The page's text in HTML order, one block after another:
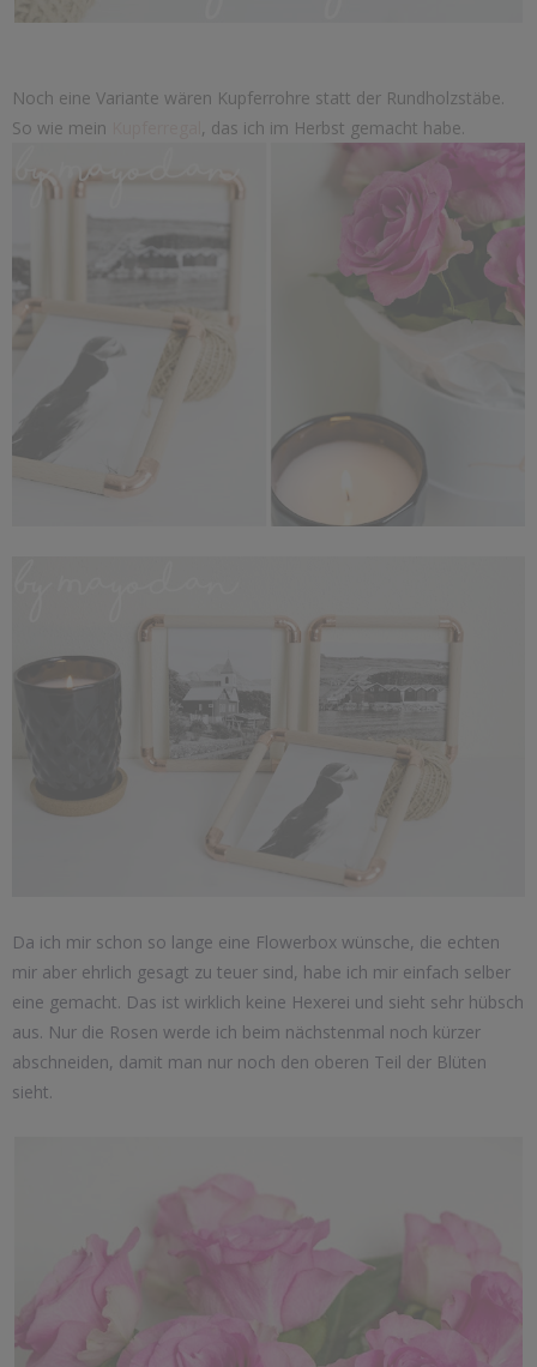
Noch eine Variante wären Kupferrohre statt der Rundholzstäbe.
So wie mein
, das ich im Herbst gemacht habe.
Da ich mir schon so lange eine Flowerbox wünsche, die echten
mir aber ehrlich gesagt zu teuer sind, habe ich mir einfach selber
eine gemacht. Das ist wirklich keine Hexerei und sieht sehr hübsch
aus. Nur die Rosen werde ich beim nächstenmal noch kürzer
abschneiden, damit man nur noch den oberen Teil der Blüten
sieht.